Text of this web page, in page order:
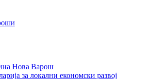
Нова Варош
за локални економски развој